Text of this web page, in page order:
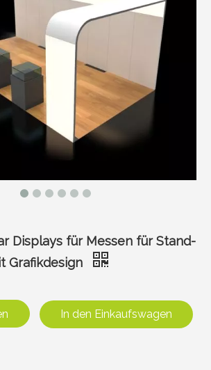
Displays für Messen für Stand-
Grafikdesign
In den Einkaufswagen